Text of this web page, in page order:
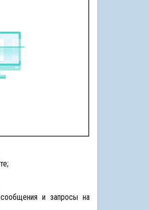
и запросы на